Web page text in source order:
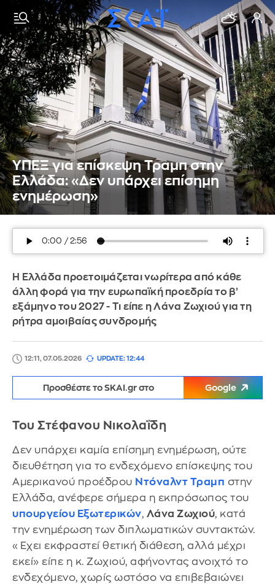
ΥΠΕΞ για επίσκεψη Τραμπ στην
Ελλάδα: «Δεν υπάρχει επίσημη
ενημέρωση»
Η Ελλάδα προετοιμάζεται νωρίτερα από κάθε
άλλη φορά για την ευρωπαϊκή προεδρία το β’
εξάμηνο του 2027 - Τι είπε η Λάνα Ζωχιού για τη
ρήτρα αμοιβαίας συνδρομής
12:11, 07.05.2026 UPDATE: 12:44
Προσθέστε το SKAI.gr στο Google
Του Στέφανου Νικολαΐδη
Δεν υπάρχει καμία επίσημη ενημέρωση, ούτε
διευθέτηση για το ενδεχόμενο επίσκεψης του
Αμερικανού προέδρου Ντόναλντ Τραμπ στην
Ελλάδα, ανέφερε σήμερα η εκπρόσωπος του
υπουργείου Εξωτερικών, Λάνα Ζωχιού, κατά
την ενημέρωση των διπλωματικών συντακτών.
«Εχει εκφραστεί θετική διάθεση, αλλά μέχρι
εκεί» είπε η κ. Ζωχιού, αφήνοντας ανοιχτό το
ενδεχόμενο, χωρίς ωστόσο να επιβεβαιώνει